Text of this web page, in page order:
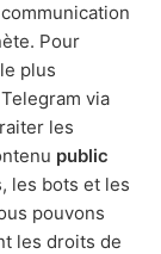
Pour
plus
via
les
public
les bots et les
pouvons
les droits de